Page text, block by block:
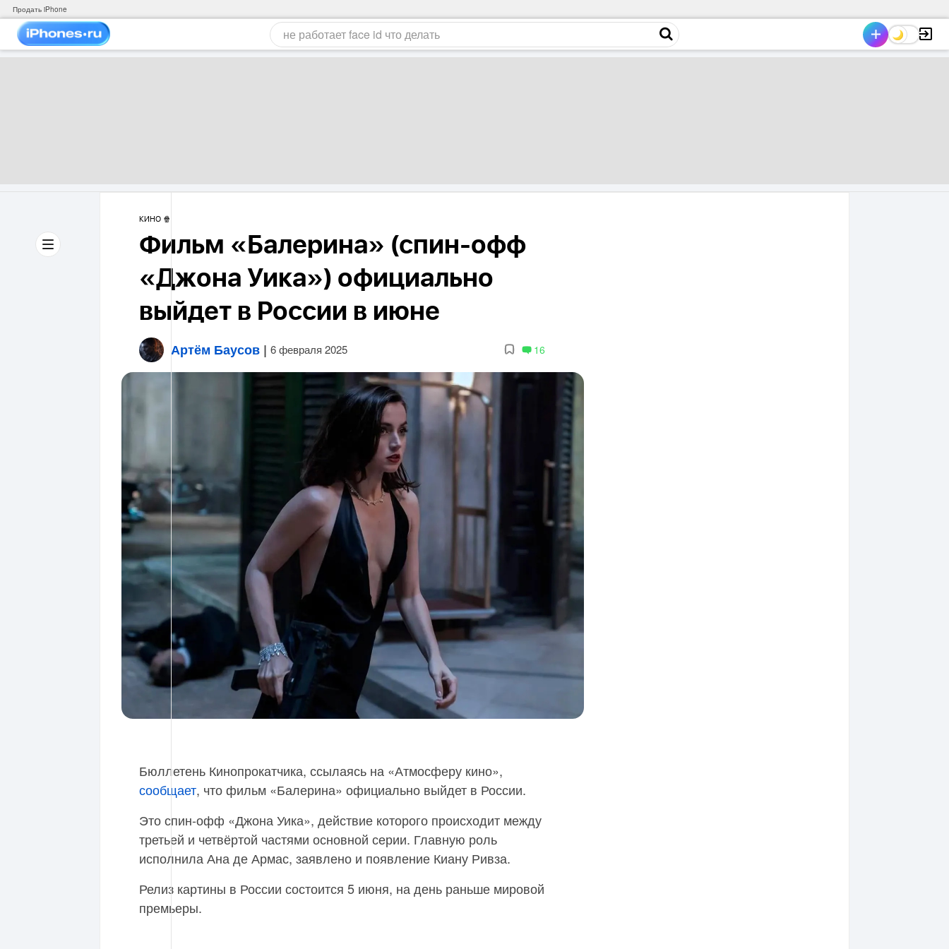
Продать iPhone
КИНО 🍿
Фильм «Балерина» (спин-офф
«Джона Уика») официально
выйдет в России в июне
Артём Баусов | 6 февраля 2025 16
Бюллетень Кинопрокатчика, ссылаясь на «Атмосферу кино»,
сообщает, что фильм «Балерина» официально выйдет в России.
Это спин-офф «Джона Уика», действие которого происходит между
третьей и четвёртой частями основной серии. Главную роль
исполнила Ана де Армас, заявлено и появление Киану Ривза.
Релиз картины в России состоится 5 июня, на день раньше мировой
премьеры.